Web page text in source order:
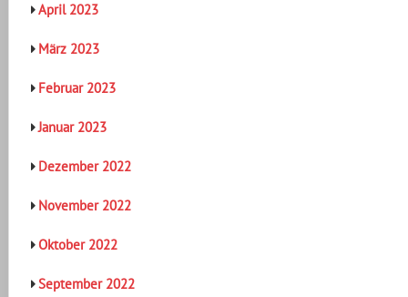
April 2023
März 2023
Februar 2023
Januar 2023
Dezember 2022
November 2022
Oktober 2022
September 2022